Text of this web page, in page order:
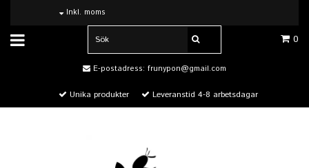
Inkl. moms
0
E-postadress: frunypon@gmail.com
Unika produkter Leveranstid 4-8 arbetsdagar